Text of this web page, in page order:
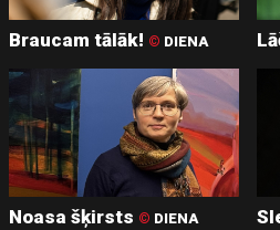
Braucam tālāk! © DIENA
Noasa šķirsts © DIENA